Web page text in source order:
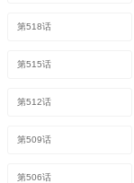
第518话
第515话
第512话
第509话
第506话